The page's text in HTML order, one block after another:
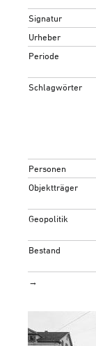
Signatur
Urheber
Periode
Schlagwörter
Personen
Objektträger
Geopolitik
Bestand
→